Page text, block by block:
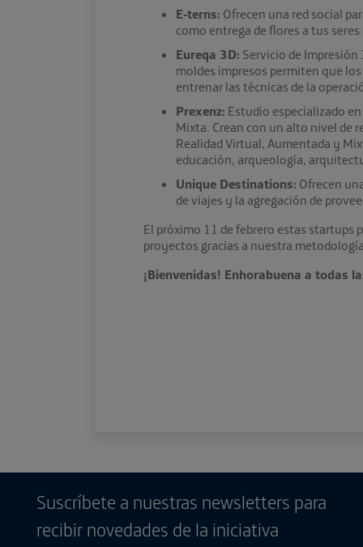
E-terns: Ofrecen una red social
como entrega de flores a tus
Eureqa 3D: Servicio de
moldes impresos permiten que
entrenar las técnicas de la
Prexenz: Estudio especializado
Mixta. Crean con un alto nivel de
Realidad Virtual, Aumentada y
educación, arqueología,
Unique Destinations: Ofrecen
de viajes y la agregación de
El próximo 11 de febrero estas startups
proyectos gracias a nuestra
¡Bienvenidas! Enhorabuena a todas
Suscríbete a nuestras newsletters para
recibir novedades de la iniciativa